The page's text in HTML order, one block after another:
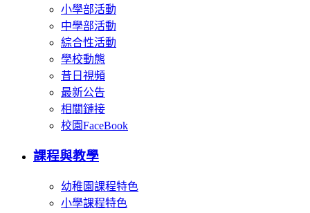
小學部活動
中學部活動
綜合性活動
學校動態
昔日視頻
最新公告
相關鏈接
校園FaceBook
課程與教學
幼稚園課程特色
小學課程特色